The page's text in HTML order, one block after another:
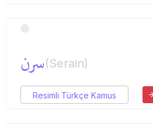
سرن(Serain)
Resimli Türkçe Kamus